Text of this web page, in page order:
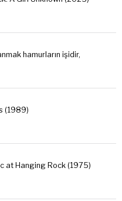
hamurların işidir,
(1989)
at Hanging Rock (1975)